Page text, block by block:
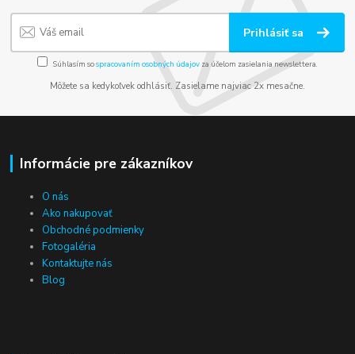
Prihlásiť sa
Súhlasím sospracovaním osobných údajov za účelom zasielania newslettera.
Môžete sa kedykoľvek odhlásiť. Zasielame najviac 2x mesačne.
Informácie pre zákazníkov
O nás
Ako nakupovať
Obchodné podmienky
Fotogaléria
Kontaktujte nás
Blog